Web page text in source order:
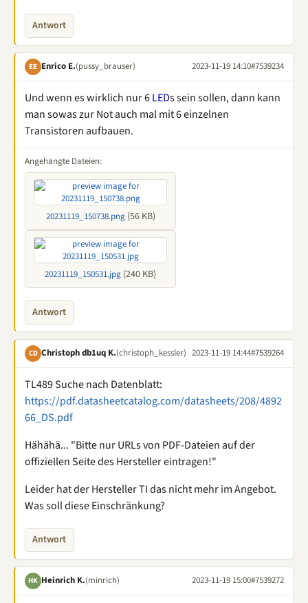
Antwort
EE Enrico E.(pussy_brauser) 2023-11-19 14:10#7539234
Und wenn es wirklich nur 6LEDs sein sollen, dann kann
man sowas zur Not auch mal mit 6 einzelnen
Transistoren aufbauen.
Angehängte Dateien:
20231119_150738.png(56 KB)
20231119_150531.jpg (240 KB)
Antwort
CD Christoph db1uq K.(christoph_kessler) 2023-11-19 14:44#7539264
TL489 Suche nach Datenblatt:
https://pdf.datasheetcatalog.com/datasheets/208/4892
66_DS.pdf
Hähähä... "Bitte nur URLs von PDF-Dateien auf der
offiziellen Seite des Hersteller eintragen!"
Leider hat der Hersteller TI das nicht mehr im Angebot.
Was soll diese Einschränkung?
Antwort
HK Heinrich K.(minrich) 2023-11-19 15:00#7539272